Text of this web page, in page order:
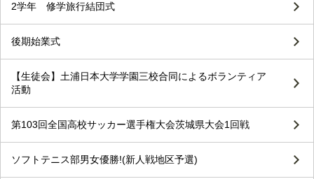
2学年 修学旅行結団式
後期始業式
【生徒会】土浦日本大学学園三校合同によるボランティア
活動
第103回全国高校サッカー選手権大会茨城県大会1回戦
ソフトテニス部男女優勝!(新人戦地区予選)